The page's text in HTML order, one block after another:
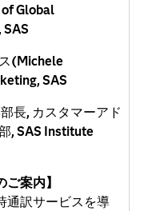
Global
SAS
(Michele
SAS
長, カスタマーアド
, SAS Institute
案内】
通訳サービスを導